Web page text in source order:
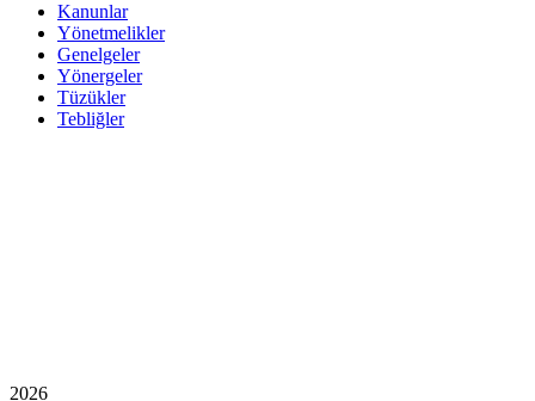
Kanunlar
Yönetmelikler
Genelgeler
Yönergeler
Tüzükler
Tebliğler
2026